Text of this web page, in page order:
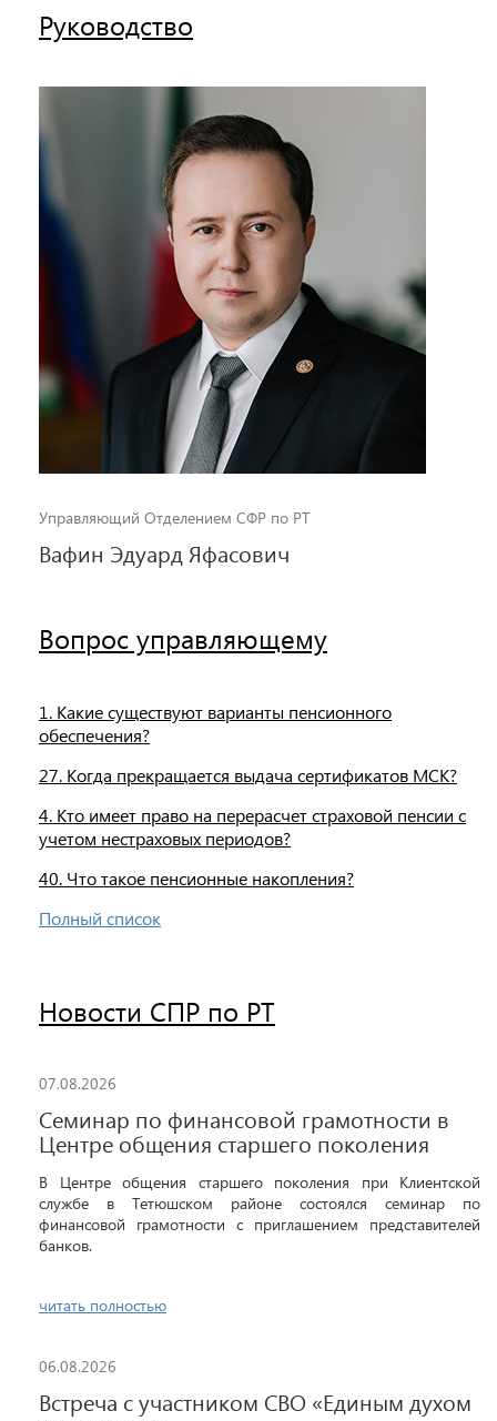
Руководство
Управляющий Отделением СФР по РТ
Вафин Эдуард Яфасович
Вопрос управляющему
1. Какие существуют варианты пенсионного
обеспечения?
27. Когда прекращается выдача сертификатов МСК?
4. Кто имеет право на перерасчет страховой пенсии с
учетом нестраховых периодов?
40. Что такое пенсионные накопления?
Полный список
Новости СПР по РТ
07.08.2026
Семинар по финансовой грамотности в
Центре общения старшего поколения
В Центре общения старшего поколения при Клиентской
службе в Тетюшском районе состоялся семинар по
финансовой грамотности с приглашением представителей
банков.
читать полностью
06.08.2026
Встреча с участником СВО «Единым духом